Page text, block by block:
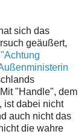
sich das
geäußert,
"Achtung
Mit "Handle", dem
ist dabei nicht
auch nicht das
die wahre